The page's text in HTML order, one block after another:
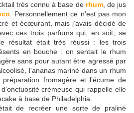
très connu à base de rhum, de jus
. Personnellement ce n’est pas mon
et écœurant, mais j’avais décidé de
ces trois parfums qui, en soit, se
résultat était très réussi : les trois
en bouche : on sentait le rhum
sans pour autant être agressé par
l’ananas mariné dans un rhum
fromagère et l’écume de
crémeuse qui rappelle elle
à base de Philadelphia.
de recréer une sorte de praliné